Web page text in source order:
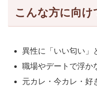
こんな方に向
異性に「いい匂い」
職場やデートで浮か
元カレ・今カレ・好